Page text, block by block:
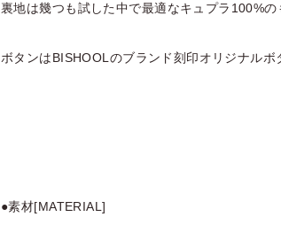
裏地は幾つも試した中で最適なキュプラ100%
ボタンはBISHOOLのブランド刻印オリジナルボ
●素材[MATERIAL]